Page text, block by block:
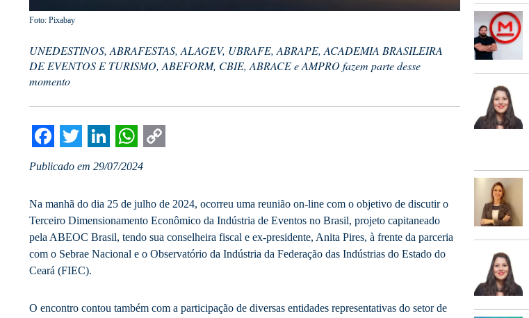
Foto: Pixabay
UNEDESTINOS, ABRAFESTAS, ALAGEV, UBRAFE, ABRAPE, ACADEMIA BRASILEIRA
DE EVENTOS E TURISMO, ABEFORM, CBIE, ABRACE e AMPRO fazem parte desse
momento
Facebook
Twitter
LinkedIn
WhatsApp
Publicado em 29/07/2024
Na manhã do dia 25 de julho de 2024, ocorreu uma reunião on-line com o objetivo de discutir o
Terceiro Dimensionamento Econômico da Indústria de Eventos no Brasil, projeto capitaneado
pela ABEOC Brasil, tendo sua conselheira fiscal e ex-presidente, Anita Pires, à frente da parceria
com o Sebrae Nacional e o Observatório da Indústria da Federação das Indústrias do Estado do
Ceará (FIEC).
O encontro contou também com a participação de diversas entidades representativas do setor de